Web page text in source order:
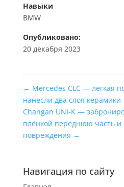
Навыки
BMW
Опубликовано:
20 декабря 2023
← Mercedes CLC — легкая
нанесли два слоя керамики
Changan UNI-K —
плёнкой переднюю часть и
повреждения →
Навигация по сайту